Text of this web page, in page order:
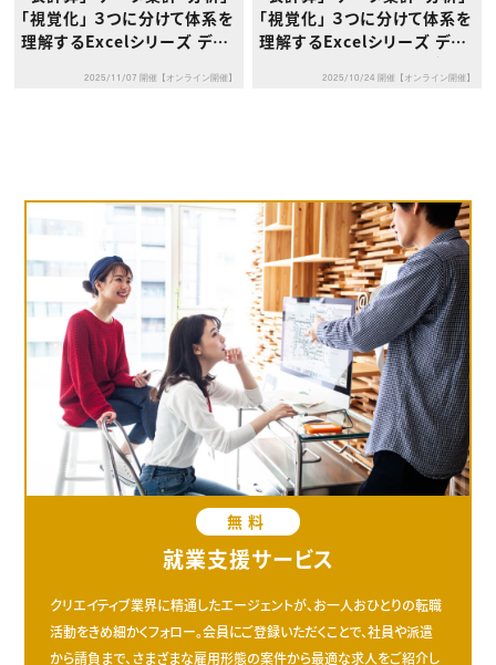
「視覚化」 ３つに分けて体系を
理解するExcelシリーズ デー
能とアウトライン表示】
2025/11/07 開催【オンライン開催】
「視覚化」 ３つに分けて体系を
理解するExcelシリーズ デー
タ集計・分析編 Vol.1【データ
集計の考え方とテーブル機
2025/10/24 開催【オンライン開催】
無料
就業支援サービス
クリエイティブ業界に精通したエージェントが、お一人おひとりの転職
活動をきめ細かくフォロー。会員にご登録いただくことで、社員や派遣
から請負まで、さまざまな雇用形態の案件から最適な求人をご紹介し